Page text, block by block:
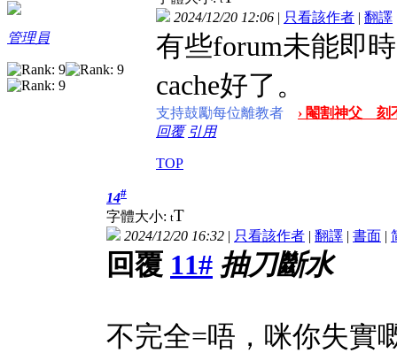
管理員
2024/12/20 12:06 | 只看該作者 | 翻譯
有些forum未能即
cache好了。
支持鼓勵每位離教者
› 閹割神父 刻
回覆 引用
TOP
14#
字體大小: tT
2024/12/20 16:32 | 只看該作者 | 翻譯 | 書面 |
回覆 11# 抽刀斷水
不完全=唔，咪你失實